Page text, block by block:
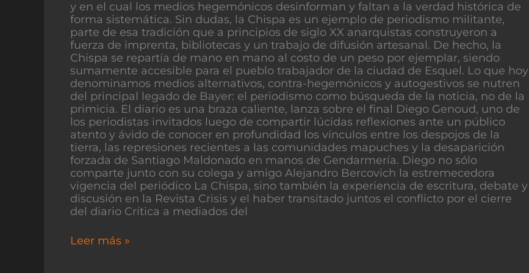
y en el cual los medios hegemónicos desinforman y faltan a la verdad histórica de
forma sistemática. Sin dudas, la Chispa es un ejemplo de periodismo militante,
parte de esa tradición que a principios de siglo XX anarquistas construyeron a
fuerza de imprenta, bibliotecas y un trabajo de difusión artesanal. De hecho, la
Chispa se repartía de mano en mano al costo de un peso por ejemplar, siendo
sumamente accesible para el pueblo trabajador de la ciudad de Esquel. Lo que hoy
denominamos medios alternativos, contra-hegemónicos y autogestivos se nutren
del principal legado de Bayer: el periodismo como búsqueda de la noticia, no de la
primicia. El diario es una braza caliente, lanza sobre el final Diego Genoud, uno de
los periodistas invitados luego de compartir lúcidas reflexiones ante un público
atento y ávido de conocer en profundidad los vínculos entre los despojos de la
tierra, las represiones recientes a las comunidades mapuches y la desaparición
forzada de Santiago Maldonado en manos de Gendarmería. Diego no sólo
comparte junto con su colega y amigo Alejandro Bercovich la estremecedora
vigencia del periódico La Chispa, sino también la experiencia de escritura, debate y
discusión en la Revista Crisis y el haber transitado juntos el conflicto por el cierre
del diario Crítica a mediados del
Leer más »